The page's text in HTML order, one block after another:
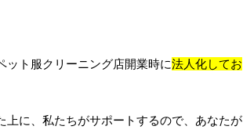
ット服クリーニング店開業時に法人化してお
に、私たちがサポートするので、あなたが